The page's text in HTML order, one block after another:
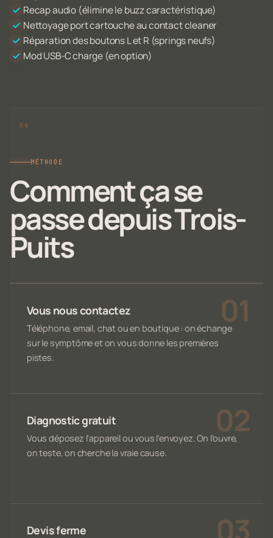
Recap audio (élimine le buzz caractéristique)
Nettoyage port cartouche au contact cleaner
Réparation des boutons L et R (springs neufs)
Mod USB-C charge (en option)
MÉTHODE
Comment ça se
passe depuis Trois-
Puits
Vous nous contactez
Téléphone, email, chat ou en boutique : on échange
sur le symptôme et on vous donne les premières
pistes.
Diagnostic gratuit
Vous déposez l'appareil ou vous l'envoyez. On l'ouvre,
on teste, on cherche la vraie cause.
Devis ferme